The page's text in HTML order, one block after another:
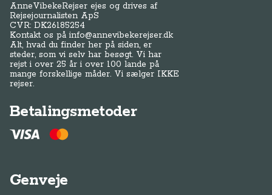
AnneVibekeRejser ejes og drives af
Rejsejournalisten ApS
CVR: DK26185254
Kontakt os påinfo@annevibekerejser.dk
Alt, hvad du finder her på siden, er
steder, som vi selv har besøgt. Vi har
rejst i over 25 år i over 100 lande på
mange forskellige måder. Vi sælger IKKE
rejser.
Betalingsmetoder
Genveje